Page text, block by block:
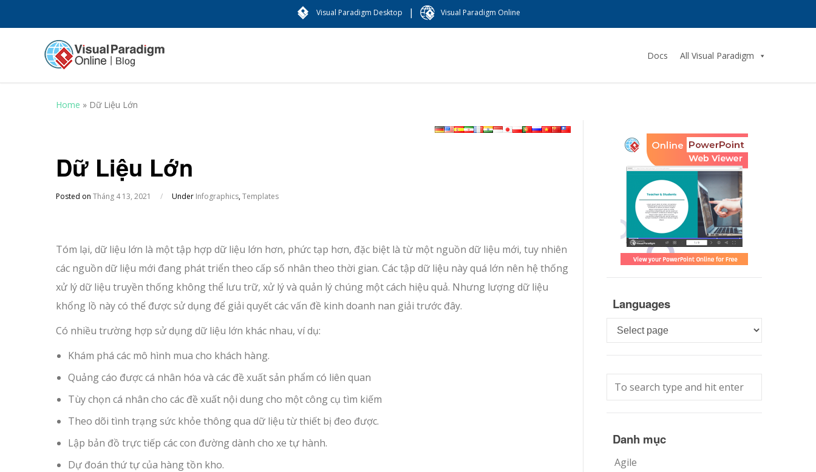
Visual Paradigm Desktop | Visual Paradigm Online
Docs All Visual Paradigm
Home » Dữ Liệu Lớn
Dữ Liệu Lớn
Posted on Tháng 4 13, 2021 / Under Infographics,Templates
Tóm lại, dữ liệu lớn là một tập hợp dữ liệu lớn hơn, phức tạp hơn, đặc biệt là từ một nguồn dữ liệu mới, tuy nhiên
các nguồn dữ liệu mới đang phát triển theo cấp số nhân theo thời gian. Các tập dữ liệu này quá lớn nên hệ thống
xử lý dữ liệu truyền thống không thể lưu trữ, xử lý và quản lý chúng một cách hiệu quả. Nhưng lượng dữ liệu
khổng lồ này có thể được sử dụng để giải quyết các vấn đề kinh doanh nan giải trước đây.
Có nhiều trường hợp sử dụng dữ liệu lớn khác nhau, ví dụ:
Khám phá các mô hình mua cho khách hàng.
Quảng cáo được cá nhân hóa và các đề xuất sản phẩm có liên quan
Tùy chọn cá nhân cho các đề xuất nội dung cho một công cụ tìm kiếm
Theo dõi tình trạng sức khỏe thông qua dữ liệu từ thiết bị đeo được.
Lập bản đồ trực tiếp các con đường dành cho xe tự hành.
Dự đoán thứ tự của hàng tồn kho.
Languages
Languages
Danh mục
Agile